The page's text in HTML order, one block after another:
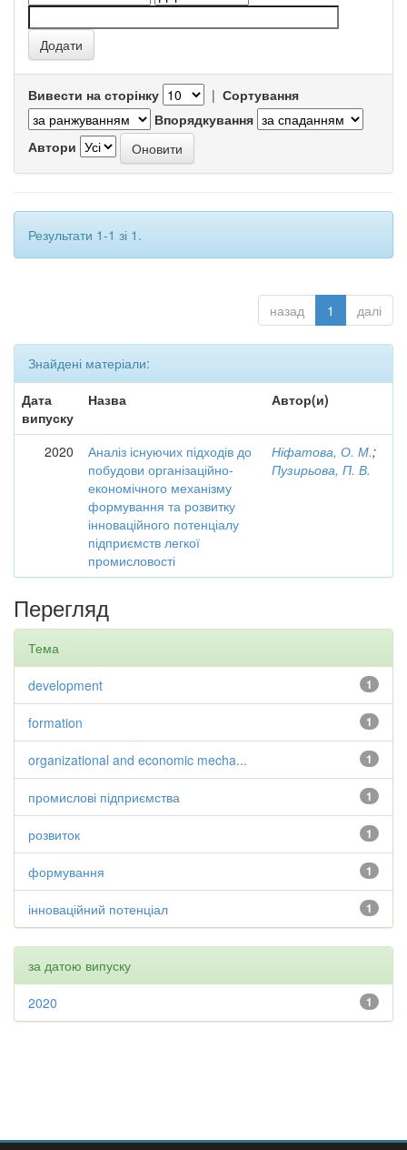
Вивести на сторінку | Сортування
Впорядкування
Автори
Результати 1-1 зі 1.
назад 1 далі
Знайдені матеріали:
Дата
випуску
Назва Автор(и)
2020
Аналіз існуючих підходів до
побудови організаційно-
економічного механізму
формування та розвитку
інноваційного потенціалу
підприємств легкої
промисловості
Ніфатова, О. М.;
Пузирьова, П. В.
Перегляд
Тема
1
development
1
formation
1
organizational and economic mecha...
1
промислові підприємства
1
розвиток
1
формування
1
інноваційний потенціал
за датою випуску
1
2020